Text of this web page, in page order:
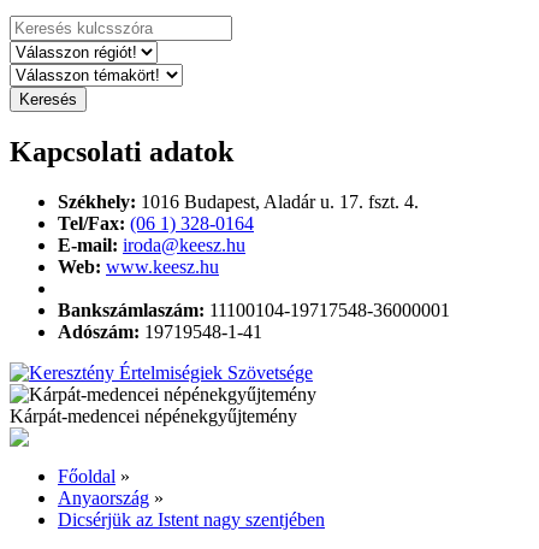
Kapcsolati adatok
Székhely: 1016 Budapest, Aladár u. 17. fszt. 4.
Tel/Fax: (06 1) 328-0164
E-mail: iroda@keesz.hu
Web: www.keesz.hu
Bankszámlaszám: 11100104-19717548-36000001
Adószám: 19719548-1-41
Kárpát-medencei népénekgyűjtemény
Főoldal »
Anyaország »
Dicsérjük az Istent nagy szentjében